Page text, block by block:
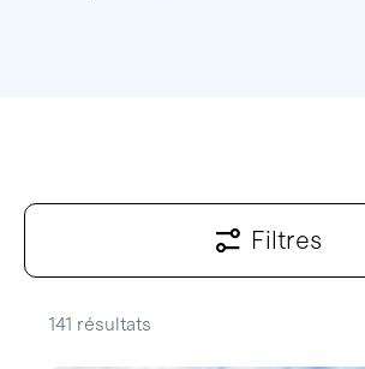
Filtres
141 résultats